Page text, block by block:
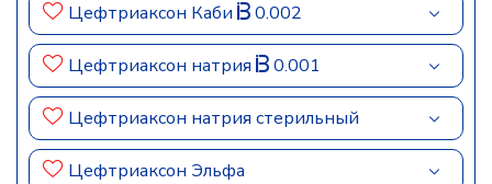
Цефтриаксон Каби 0.002
Цефтриаксон натрия 0.001
Цефтриаксон натрия стерильный
Цефтриаксон Эльфа